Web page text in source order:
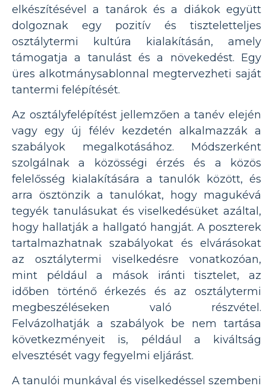
elkészítésével a tanárok és a diákok együtt
dolgoznak egy pozitív és tiszteletteljes
osztálytermi kultúra kialakításán, amely
támogatja a tanulást és a növekedést. Egy
üres alkotmánysablonnal megtervezheti saját
tantermi felépítését.
Az osztályfelépítést jellemzően a tanév elején
vagy egy új félév kezdetén alkalmazzák a
szabályok megalkotásához. Módszerként
szolgálnak a közösségi érzés és a közös
felelősség kialakítására a tanulók között, és
arra ösztönzik a tanulókat, hogy magukévá
tegyék tanulásukat és viselkedésüket azáltal,
hogy hallatják a hallgató hangját. A poszterek
tartalmazhatnak szabályokat és elvárásokat
az osztálytermi viselkedésre vonatkozóan,
mint például a mások iránti tisztelet, az
időben történő érkezés és az osztálytermi
megbeszéléseken való részvétel.
Felvázolhatják a szabályok be nem tartása
következményeit is, például a kiváltság
elvesztését vagy fegyelmi eljárást.
A tanulói munkával és viselkedéssel szembeni